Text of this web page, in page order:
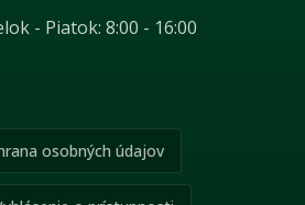
- Piatok: 8:00 - 16:00
osobných údajov